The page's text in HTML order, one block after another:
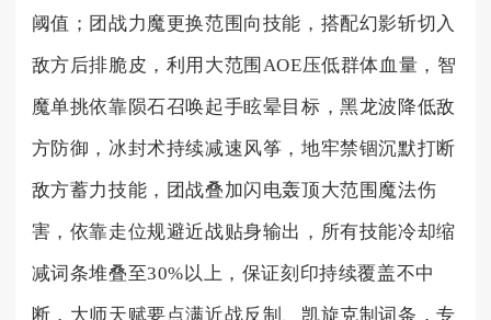
阈值；团战力魔更换范围向技能，搭配幻影斩切入
敌方后排脆皮，利用大范围AOE压低群体血量，智
魔单挑依靠陨石召唤起手眩晕目标，黑龙波降低敌
方防御，冰封术持续减速风筝，地牢禁锢沉默打断
敌方蓄力技能，团战叠加闪电轰顶大范围魔法伤
害，依靠走位规避近战贴身输出，所有技能冷却缩
减词条堆叠至30%以上，保证刻印持续覆盖不中
断，大师天赋要点满近战反制、凯旋克制词条，专